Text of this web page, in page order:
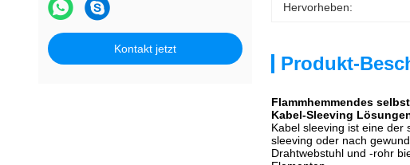
Kontakt jetzt
Hervorheben:
Produkt-
Flammhemmendes
Kabel-Sleeving
Kabel sleeving ist eine der
sleeving oder nach
Drahtwebstuhl und -rohr